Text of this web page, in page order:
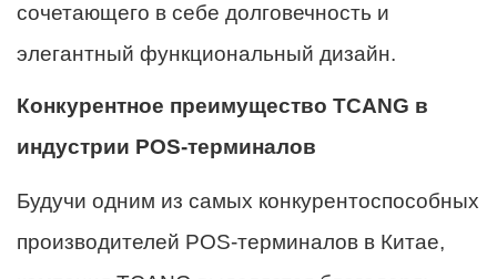
сочетающего в себе долговечность и
элегантный функциональный дизайн.
Конкурентное преимущество TCANG в
индустрии POS-терминалов
Будучи одним из самых конкурентоспособных
производителей POS-терминалов в Китае,